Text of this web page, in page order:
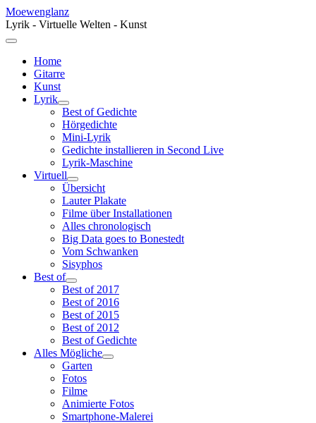
Moewenglanz
Lyrik - Virtuelle Welten - Kunst
Home
Gitarre
Kunst
Lyrik
Best of Gedichte
Hörgedichte
Mini-Lyrik
Gedichte installieren in Second Live
Lyrik-Maschine
Virtuell
Übersicht
Lauter Plakate
Filme über Installationen
Alles chronologisch
Big Data goes to Bonestedt
Vom Schwanken
Sisyphos
Best of
Best of 2017
Best of 2016
Best of 2015
Best of 2012
Best of Gedichte
Alles Mögliche
Garten
Fotos
Filme
Animierte Fotos
Smartphone-Malerei